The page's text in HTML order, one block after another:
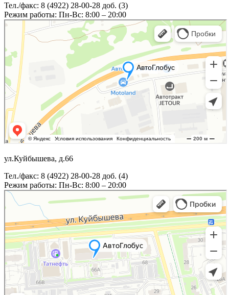
Тел./факс: 8 (4922) 28-00-28 доб. (3)
Режим работы: Пн-Вс: 8:00 – 20:00
ул.Куйбышева, д.66
Тел./факс: 8 (4922) 28-00-28 доб. (4)
Режим работы: Пн-Вс: 8:00 – 20:00